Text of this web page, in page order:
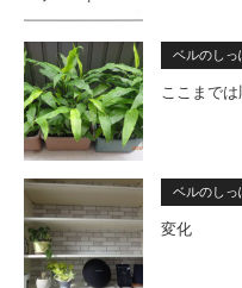
ベルのしっ
ここまでは
ベルのしっ
変化